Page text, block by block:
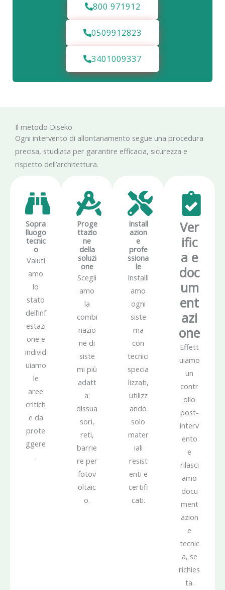
800 971912
0509912823
3401009337
Il metodo Diseko
Ogni intervento di allontanamento segue una procedura
precisa, studiata per garantire efficacia, sicurezza e
rispetto dell’architettura.
Sopra
lluogo
tecnic
o
Valuti
amo
lo
stato
dell’inf
estazi
one e
individ
uiamo
le
aree
critich
e da
prote
ggere
.
Proge
ttazio
ne
della
soluzi
one
Scegli
amo
la
combi
nazio
ne di
siste
mi più
adatt
a:
dissua
sori,
reti,
barrie
re per
fotov
oltaic
o.
Install
azion
e
profe
ssiona
le
Installi
amo
ogni
siste
ma
con
tecnici
specia
lizzati,
utilizz
ando
solo
mater
iali
resist
enti e
certifi
cati.
Ver
ific
a e
doc
um
ent
azi
one
Effett
uiamo
un
contr
ollo
post-
interv
ento
e
rilasci
amo
docu
ment
azion
e
tecnic
a, se
richies
ta.